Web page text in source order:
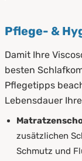
Pflege- &
Damit Ihre
besten
Pflegetipps
Lebensdauer
zusätzlichen
Schmutz und